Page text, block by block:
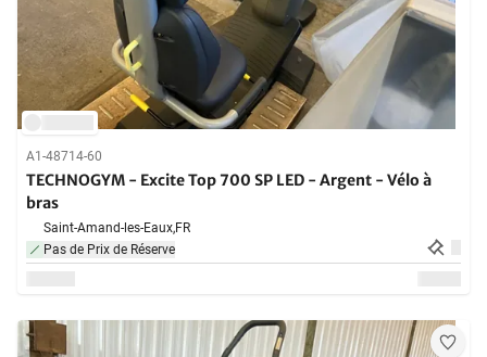
A1-48714-60
TECHNOGYM - Excite Top 700 SP LED - Argent - Vélo à
bras
Saint-Amand-les-Eaux,FR
Pas de Prix de Réserve